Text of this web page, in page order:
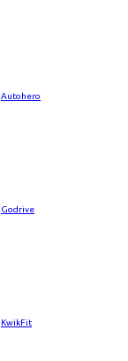
Autohero
Godrive
KwikFit